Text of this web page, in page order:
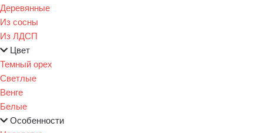
Деревянные
Из сосны
Из ЛДСП
Цвет
Темный орех
Светлые
Венге
Белые
Особенности